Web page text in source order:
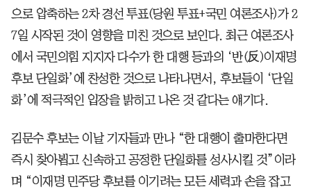
으로 압축하는 2차 경선 투표(당원 투표+국민 여론조사)가 2
7일 시작된 것이 영향을 미친 것으로 보인다. 최근 여론조사
에서 국민의힘 지지자 다수가 한 대행 등과의 ‘반(反)이재명
후보 단일화’에 찬성한 것으로 나타나면서, 후보들이 ‘단일
화’에 적극적인 입장을 밝히고 나온 것 같다는 얘기다.
김문수 후보는 이날 기자들과 만나 “한 대행이 출마한다면
즉시 찾아뵙고 신속하고 공정한 단일화를 성사시킬 것”이라
며 “이재명 민주당 후보를 이기려는 모든 세력과 손을 잡고